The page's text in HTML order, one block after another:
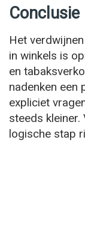
Conclusie
Het
in winkels is
en
nadenken een
expliciet
steeds
logische stap